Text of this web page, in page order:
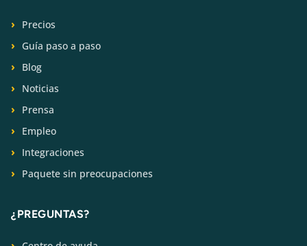
Precios
Guía paso a paso
Blog
Noticias
Prensa
Empleo
Integraciones
Paquete sin preocupaciones
¿PREGUNTAS?